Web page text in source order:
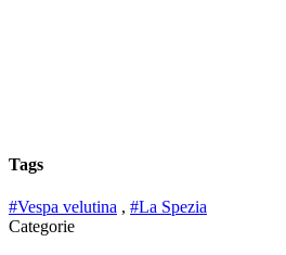
Tags
#Vespa velutina , #La Spezia
Categorie